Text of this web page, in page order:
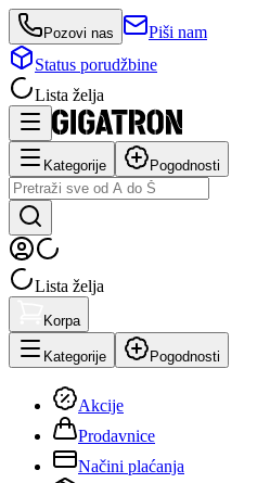
Pozovi nas
Piši nam
Status porudžbine
Lista želja
Kategorije Pogodnosti
Lista želja
Korpa
Kategorije Pogodnosti
Akcije
Prodavnice
Načini plaćanja